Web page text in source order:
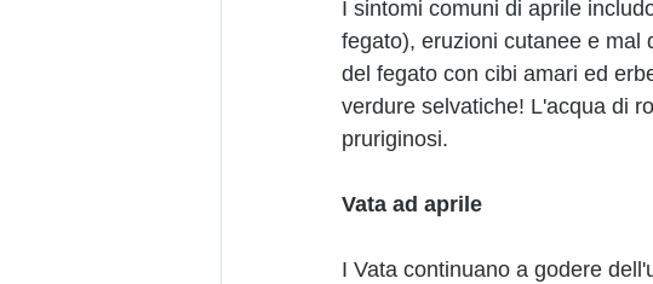
I sintomi comuni di aprile
fegato), eruzioni cutanee e mal
del fegato con cibi amari ed
verdure selvatiche! L'acqua di
pruriginosi.
Vata ad aprile
I Vata continuano a godere